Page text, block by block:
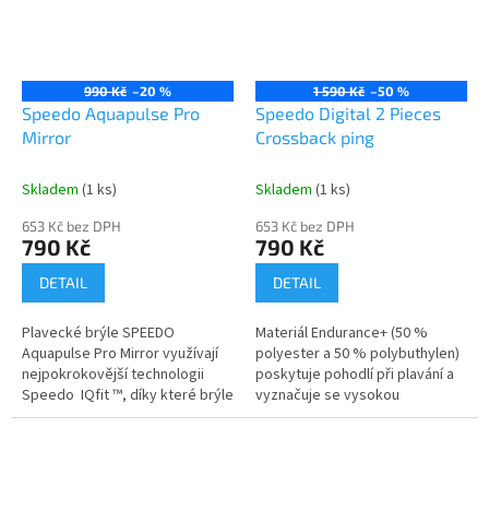
990 Kč –20 %
Speedo Aquapulse Pro
Mirror
Skladem (1 ks)
653 Kč bez DPH
790 Kč
DETAIL
Plavecké brýle SPEEDO
Aquapulse Pro Mirror využívají
nejpokrokovější technologii
Speedo IQfit ™, díky které brýle
skvěle sedí a těsní na každém
1 590 Kč –50 %
Speedo Digital 2 Pieces
Crossback ping
Skladem (1 ks)
653 Kč bez DPH
790 Kč
DETAIL
Materiál Endurance+ (50 %
polyester a 50 % polybuthylen)
poskytuje pohodlí při plavání a
vyznačuje se vysokou
odolností. Je 100% odolný vůči